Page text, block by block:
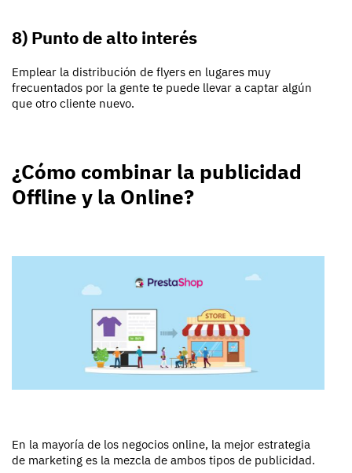
8) Punto de alto interés
Emplear la distribución de flyers en lugares muy
frecuentados por la gente te puede llevar a captar algún
que otro cliente nuevo.
¿Cómo combinar la publicidad
Offline y la Online?
En la mayoría de los negocios online, la mejor estrategia
de marketing es la mezcla de ambos tipos de publicidad.